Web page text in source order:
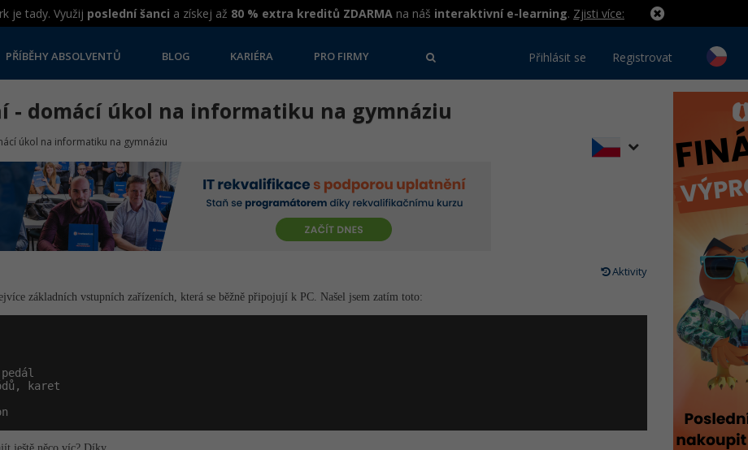
je tady. Využij poslední šanci a získej až 80 % extra kreditů ZDARMA na náš interaktivní e-learning. Zjisti více:
PŘÍBĚHY ABSOLVENTŮ BLOG KARIÉRA PRO FIRMY Přihlásit se Registrovat
- domácí úkol na informatiku na gymnáziu
úkol na informatiku na gymnáziu
Aktivity
základních vstupních zařízeních, která se běžně připojují k PC. Našel jsem zatím toto:
karet